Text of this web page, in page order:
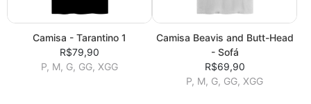
Camisa - Tarantino 1
R$79,90
P, M, G, GG, XGG
Camisa Beavis and Butt-Head
- Sofá
R$69,90
P, M, G, GG, XGG